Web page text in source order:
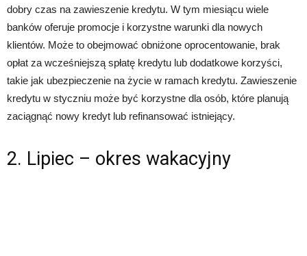
dobry czas na zawieszenie kredytu. W tym miesiącu wiele
banków oferuje promocje i korzystne warunki dla nowych
klientów. Może to obejmować obniżone oprocentowanie, brak
opłat za wcześniejszą spłatę kredytu lub dodatkowe korzyści,
takie jak ubezpieczenie na życie w ramach kredytu. Zawieszenie
kredytu w styczniu może być korzystne dla osób, które planują
zaciągnąć nowy kredyt lub refinansować istniejący.
2. Lipiec – okres wakacyjny